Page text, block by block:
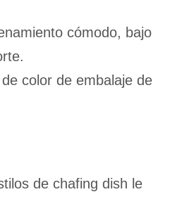
cómodo, bajo
color de embalaje de
de chafing dish le